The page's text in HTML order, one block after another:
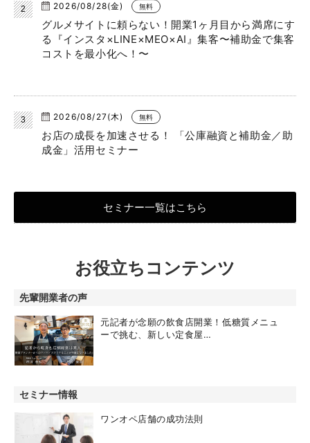
2026/08/28(金) 無料
グルメサイトに頼らない！開業1ヶ月目から満席にす
る『インスタ×LINE×MEO×AI』集客〜補助金で集客
コストを最小化へ！〜
2026/08/27(木) 無料
お店の成長を加速させる！ 「公庫融資と補助金／助
成金」活用セミナー
セミナー一覧はこちら
お役立ちコンテンツ
先輩開業者の声
元記者が念願の飲食店開業！低糖質メニュ
ーで挑む、新しい定食屋…
セミナー情報
ワンオペ店舗の成功法則